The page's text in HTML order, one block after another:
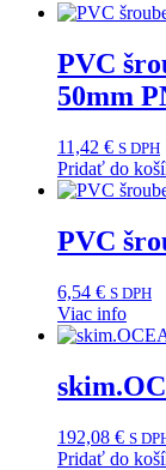
PVC
50mm
11,42 € S DPH
Pridať do
PVC
6,54 € S DPH
Viac info
192,08 € S
Pridať do